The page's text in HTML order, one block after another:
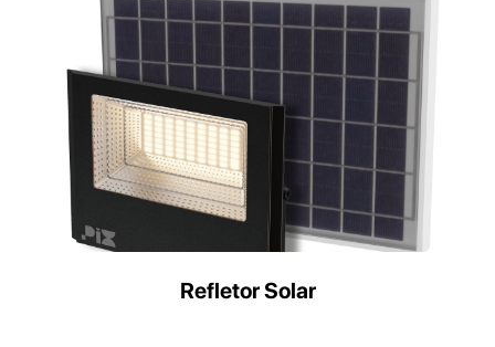
Refletor Solar